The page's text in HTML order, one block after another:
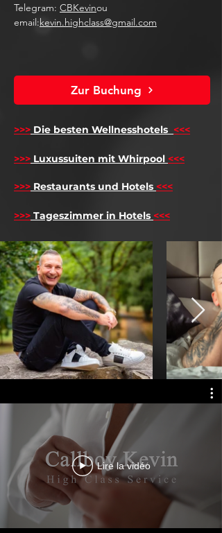
Telegram: CBKevinou
email:kevin.highclass@gmail.com
Zur Buchung
>>> Die besten Wellnesshotels <<<
>>> Luxussuiten mit Whirpool <<<
>>> Restaurants und Hotels <<<
>>> Tageszimmer in Hotels <<<
Lire la vidéo